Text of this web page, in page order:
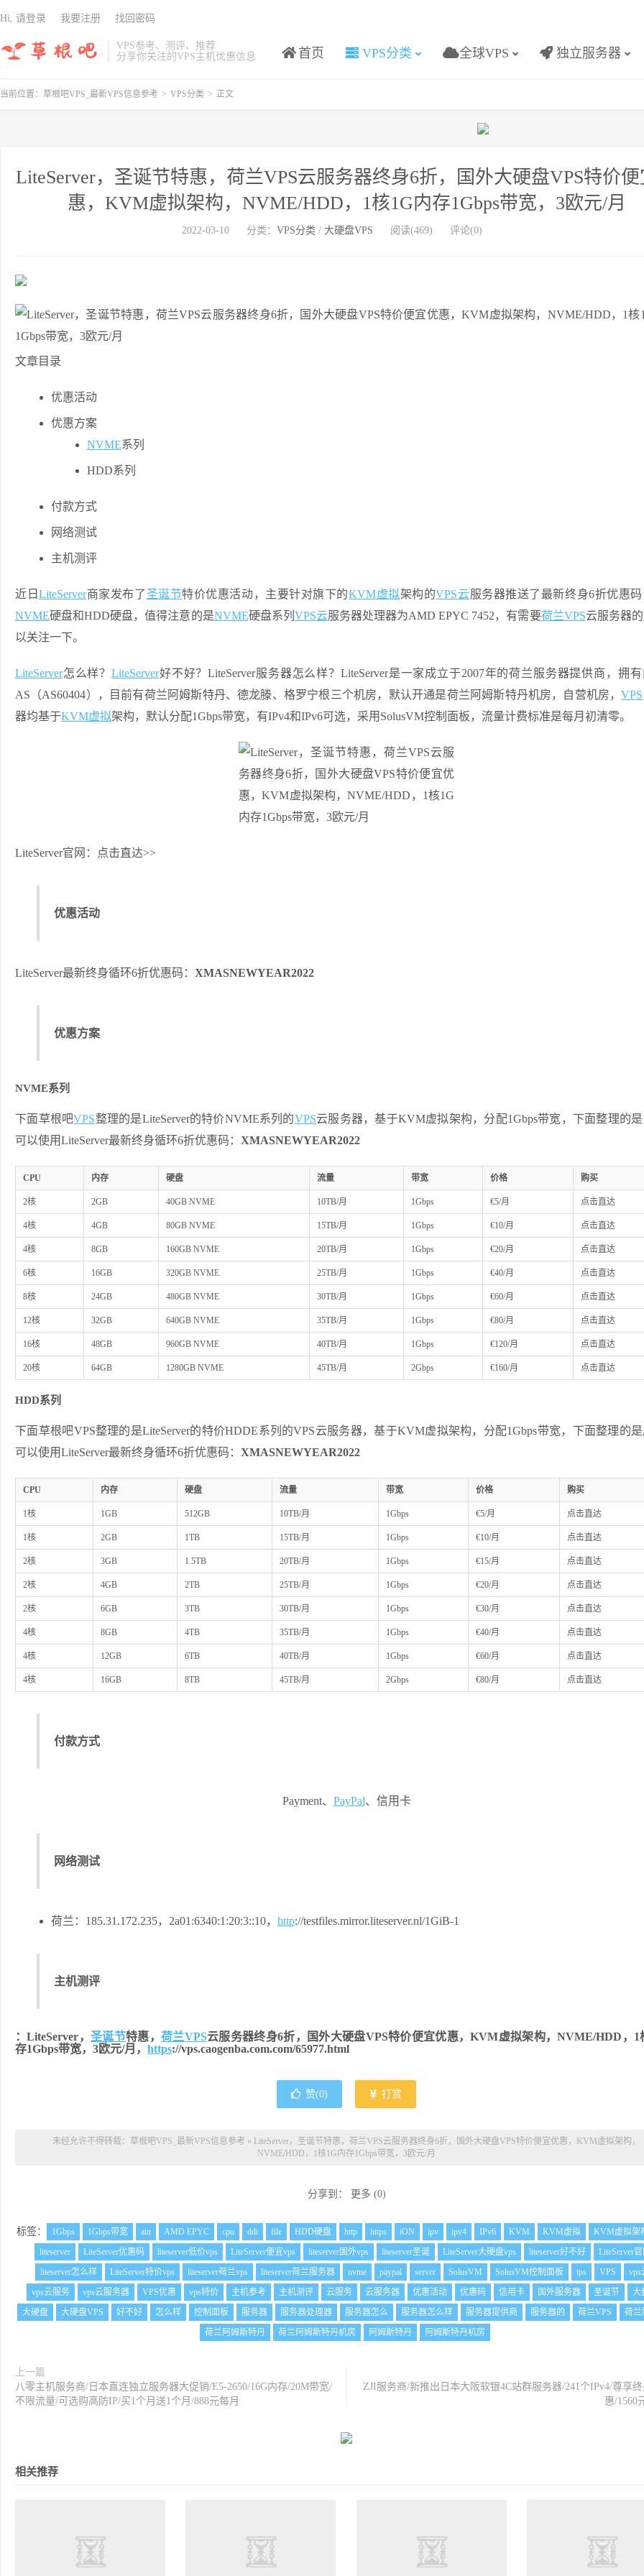
VPS参考、测评、推荐
分享你关注的VPS主机优惠信息
首页 VPS分类 全球VPS 独立服务器
Hi, 请登录 我要注册 找回密码
当前位置： 草根吧VPS_最新VPS信息参考 > VPS分类 > 正文
LiteServer，圣诞节特惠，荷兰VPS云服务器终身6折，国外大硬盘VPS特价
惠，KVM虚拟架构，NVME/HDD，1核1G内存1Gbps带宽，3欧元/月
2022-03-10 分类： VPS分类 / 大硬盘VPS 阅读(469) 评论(0)
文章目录
优惠活动
优惠方案
NVME系列
HDD系列
付款方式
网络测试
主机测评
近日LiteServer商家发布了圣诞节特价优惠活动，主要针对旗下的KVM虚拟架构的VPS云服务器推送了最新终身6折优惠
NVME硬盘和HDD硬盘，值得注意的是NVME硬盘系列 VPS云服务器处理器为AMD EPYC 7452，有需要荷兰VPS云服务器
以关注一下。
LiteServer怎么样？LiteServer好不好？LiteServer服务器怎么样？LiteServer是一家成立于2007年的荷兰服务器提供商，拥
AS（AS60404），目前有荷兰阿姆斯特丹、德龙滕、格罗宁根三个机房，默认开通是荷兰阿姆斯特丹机房，自营机房，VPS
器均基于KVM虚拟架构，默认分配1Gbps带宽，有IPv4和IPv6可选，采用SolusVM控制面板，流量计费标准是每月初清零。
LiteServer官网：点击直达>>
优惠活动
LiteServer最新终身循环6折优惠码： XMASNEWYEAR2022
优惠方案
NVME系列
下面草根吧VPS整理的是LiteServer的特价NVME系列的VPS云服务器，基于KVM虚拟架构，分配1Gbps带宽，下面整理的
可以使用LiteServer最新终身循环6折优惠码： XMASNEWYEAR2022
CPU 内存 硬盘 流量 带宽 价格 购买
2核 2GB 40GB NVME 10TB/月 1Gbps €5/月 点击直达
4核 4GB 80GB NVME 15TB/月 1Gbps €10/月 点击直达
4核 8GB 160GB NVME 20TB/月 1Gbps €20/月 点击直达
6核 16GB 320GB NVME 25TB/月 1Gbps €40/月 点击直达
8核 24GB 480GB NVME 30TB/月 1Gbps €60/月 点击直达
12核 32GB 640GB NVME 35TB/月 1Gbps €80/月 点击直达
16核 48GB 960GB NVME 40TB/月 1Gbps €120/月 点击直达
20核 64GB 1280GB NVME 45TB/月 2Gbps €160/月 点击直达
HDD系列
下面草根吧VPS整理的是LiteServer的特价HDDE系列的VPS云服务器，基于KVM虚拟架构，分配1Gbps带宽，下面整理的
可以使用LiteServer最新终身循环6折优惠码： XMASNEWYEAR2022
CPU 内存 硬盘 流量 带宽 价格 购买
1核 1GB 512GB 10TB/月 1Gbps €5/月 点击直达
1核 2GB 1TB 15TB/月 1Gbps €10/月 点击直达
2核 3GB 1.5TB 20TB/月 1Gbps €15/月 点击直达
2核 4GB 2TB 25TB/月 1Gbps €20/月 点击直达
2核 6GB 3TB 30TB/月 1Gbps €30/月 点击直达
4核 8GB 4TB 35TB/月 1Gbps €40/月 点击直达
4核 12GB 6TB 40TB/月 1Gbps €60/月 点击直达
4核 16GB 8TB 45TB/月 2Gbps €80/月 点击直达
付款方式
Payment、 PayPal、信用卡
网络测试
荷兰：185.31.172.235，2a01:6340:1:20:3::10， http://testfiles.mirror.liteserver.nl/1GiB-1
主机测评
：LiteServer， 圣诞节特惠， 荷兰VPS云服务器终身6折，国外大硬盘VPS特价便宜优惠，KVM虚拟架构，NVME/HDD，1
存1Gbps带宽，3欧元/月， https://vps.caogenba.com.com/65977.html
赞(0) 打赏
未经允许不得转载： 草根吧VPS_最新VPS信息参考 » LiteServer，圣诞节特惠，荷兰VPS云服务器终身6折，国外大硬盘VPS特价便宜优惠，KVM虚拟架构，
NVME/HDD，1核1G内存1Gbps带宽，3欧元/月
分享到： 更多 (0)
标签： 1Gbps 1Gbps带宽 ain AMD EPYC cpu ddi file HDD硬盘 http https iON ipv ipv4 IPv6 KVM KVM虚拟
KVM虚拟架
liteserver
LiteServer优惠码 liteserver低价vps LiteServer便宜vps liteserver国外vps liteserver圣诞 LiteServer大硬盘vps liteserver好不好
LiteServer
liteserver怎么样
LiteServer特价vps liteserver荷兰vps liteserver荷兰服务器 nvme paypal server SolusVM SolusVM控制面板 tps VPS
vps
vps云服务
vps云服务器 VPS优惠 vps特价 主机参考 主机测评 云服务 云服务器 优惠活动 优惠码 信用卡 国外服务器 圣诞节
大
大硬盘
大硬盘VPS 好不好 怎么样 控制面板 服务器 服务器处理器 服务器怎么 服务器怎么样 服务器提供商 服务器的 荷兰VPS
荷兰
荷兰阿姆斯特丹
荷兰阿姆斯特丹机房 阿姆斯特丹 阿姆斯特丹机房
上一篇
八零主机服务商/日本直连独立服务器大促销/E5-2650/16G内存/20M带宽/
不限流量/可选购高防IP/买1个月送1个月/888元每月
ZJI服务商/新推出日本大阪软银4C站群服务器/241个IPv4/尊享
惠/1560
相关推荐